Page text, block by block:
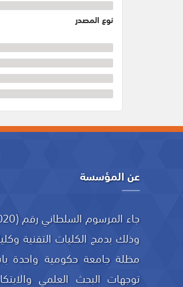
نوع المصدر
عن المؤسسة
وذلك بدمج الكليات التقنية
مظلة جامعة حكومية واحدة
توجهات البحث العلمي